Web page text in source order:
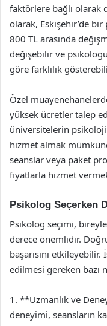
faktörlere bağlı olarak
olarak, Eskişehir’de
800 TL arasında
değişebilir ve
göre farklılık
Özel
yüksek ücretler talep
üniversitelerin
hizmet almak
seanslar veya paket
fiyatlarla hizmet
Psikolog Seçerken
Psikolog seçimi,
derece önemlidir.
başarısını
edilmesi gereken bazı
1. **Uzmanlık ve
deneyimi, seansların